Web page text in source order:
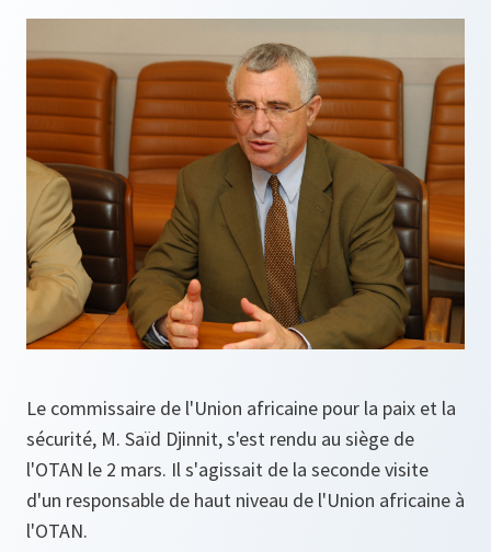
Le commissaire de l'Union africaine pour la paix et la
sécurité, M. Saïd Djinnit, s'est rendu au siège de
l'OTAN le 2 mars. Il s'agissait de la seconde visite
d'un responsable de haut niveau de l'Union africaine à
l'OTAN.